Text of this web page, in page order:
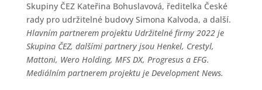
Skupiny ČEZ Kateřina Bohuslavová, ředitelka České
rady pro udržitelné budovy Simona Kalvoda, a další.
Hlavním partnerem projektu Udržitelné firmy 2022 je
Skupina ČEZ, dalšími partnery jsou Henkel, Crestyl,
Mattoni, Wero Holding, MFS DX, Progresus a EFG.
Mediálním partnerem projektu je Development News.